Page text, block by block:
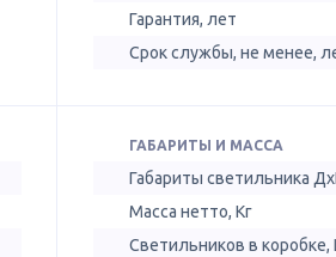
Гарантия, лет
Срок службы, не менее,
ГАБАРИТЫ И МАССА
Габариты светильника
Масса нетто, Кг
Светильников в